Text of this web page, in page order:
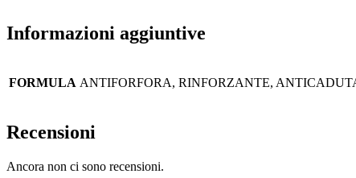
Informazioni aggiuntive
FORMULA ANTIFORFORA, RINFORZANTE,
Recensioni
Ancora non ci sono recensioni.